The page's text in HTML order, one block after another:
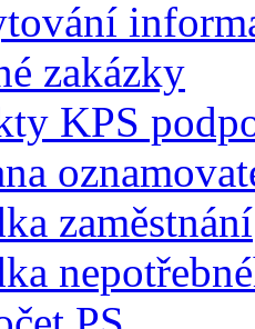
zakázky
KPS
zaměstnání